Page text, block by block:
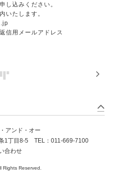
し込みください。
いたします。
信用メールアドレス
アンド・オー
1丁目8-5 TEL： 011-669-7100
合わせ
Rights Reserved.